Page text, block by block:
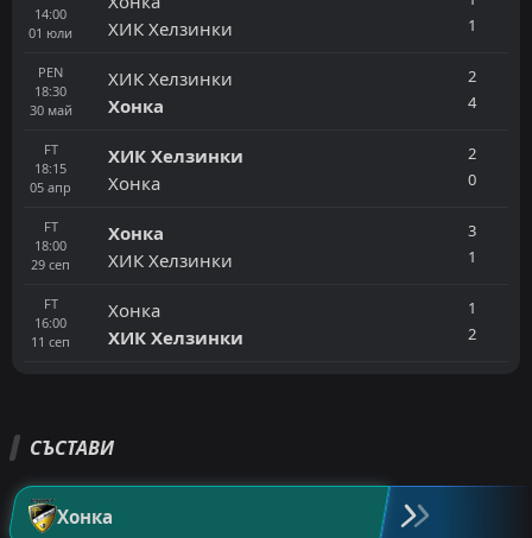
14:00
01 юли
ХИК Хелзинки
1
PEN
18:30
30 май
ХИК Хелзинки
Хонка
2
4
FT
18:15
05 апр
ХИК Хелзинки
Хонка
2
0
FT
18:00
29 сеп
Хонка
ХИК Хелзинки
3
1
FT
16:00
11 сеп
Хонка
ХИК Хелзинки
1
2
СЪСТАВИ
Хонка